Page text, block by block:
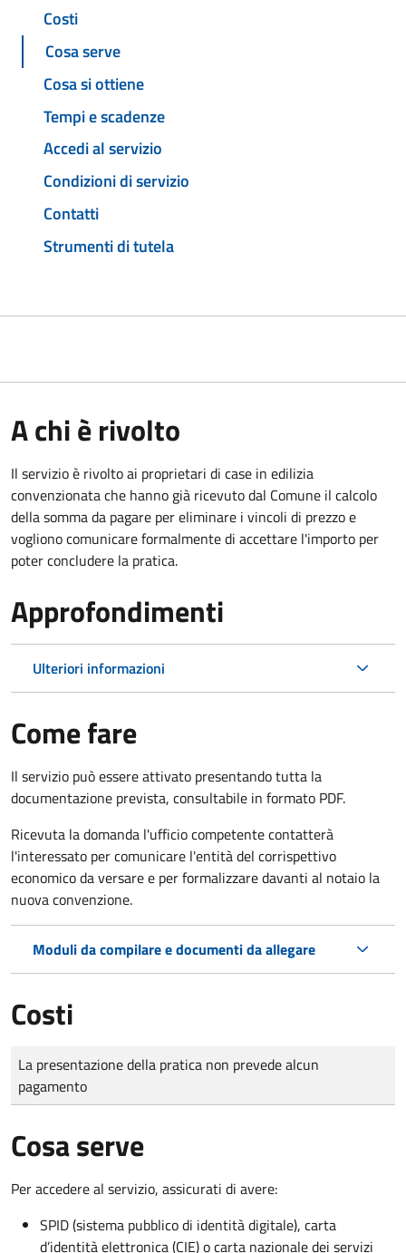
Costi
Cosa serve
Cosa si ottiene
Tempi e scadenze
Accedi al servizio
Condizioni di servizio
Contatti
Strumenti di tutela
A chi è rivolto
Il servizio è rivolto ai proprietari di case in edilizia
convenzionata che hanno già ricevuto dal Comune il calcolo
della somma da pagare per eliminare i vincoli di prezzo e
vogliono comunicare formalmente di accettare l'importo per
poter concludere la pratica.
Approfondimenti
Ulteriori informazioni
Come fare
Il servizio può essere attivato presentando tutta la
documentazione prevista, consultabile in formato PDF.
Ricevuta la domanda l'ufficio competente contatterà
l'interessato per comunicare l'entità del corrispettivo
economico da versare e per formalizzare davanti al notaio la
nuova convenzione.
Moduli da compilare e documenti da allegare
Costi
Tipo di pagamento
Importo
La presentazione della pratica non prevede alcun
pagamento
Cosa serve
Per accedere al servizio, assicurati di avere:
SPID (sistema pubblico di identità digitale), carta
d’identità elettronica (CIE) o carta nazionale dei servizi